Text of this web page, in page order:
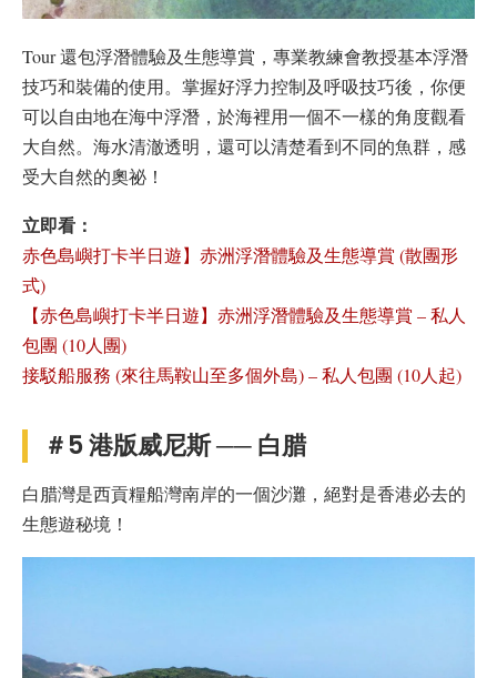
Tour 還包浮潛體驗及生態導賞，專業教練會教授基本浮潛
技巧和裝備的使用。掌握好浮力控制及呼吸技巧後，你便
可以自由地在海中浮潛，於海裡用一個不一樣的角度觀看
大自然。海水清澈透明，還可以清楚看到不同的魚群，感
受大自然的奧祕！
立即看：
赤色島嶼打卡半日遊】赤洲浮潛體驗及生態導賞 (散團形
式)
【赤色島嶼打卡半日遊】赤洲浮潛體驗及生態導賞 – 私人
包團 (10人團)
接駁船服務 (來往馬鞍山至多個外島) – 私人包團 (10人起)
＃5 港版威尼斯 ── 白腊
白腊灣是西貢糧船灣南岸的一個沙灘，絕對是香港必去的
生態遊秘境！